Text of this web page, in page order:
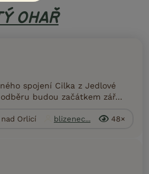
OHAŘ
spojení Cilka z Jedlové
budou začátkem zář...
Orlicí blizenec... 48×